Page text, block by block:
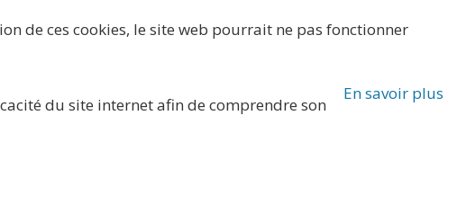
de ces cookies, le site web pourrait ne pas fonctionner
En savoir plus
du site internet afin de comprendre son